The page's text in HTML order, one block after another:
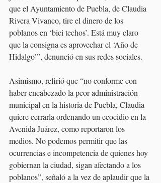
que el Ayuntamiento de Puebla, de Claudia
Rivera Vivanco, tire el dinero de los
poblanos en ‘bici techos’. Está muy claro
que la consigna es aprovechar el ‘Año de
Hidalgo’”, denunció en sus redes sociales.
Asimismo, refirió que “no conforme con
haber encabezado la peor administración
municipal en la historia de Puebla, Claudia
quiere cerrarla ordenando un ecocidio en la
Avenida Juárez, como reportaron los
medios. No podemos permitir que las
ocurrencias e incompetencia de quienes hoy
gobiernan la ciudad, sigan afectando a los
poblanos”, señaló a la vez de aplaudir que la